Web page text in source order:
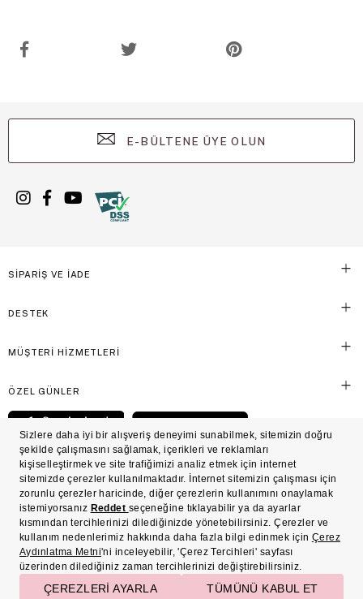
E-BÜLTENE ÜYE OLUN
SİPARİŞ VE İADE
DESTEK
MÜŞTERİ HİZMETLERİ
ÖZEL GÜNLER
© Victoria's Secret Shaya Mağazacılık A.Ş. Franchise lisansı aracılığıyla işletilen ticari
markasıdır. Her hakkı saklıdır.
Süreç Bazlı Müşteri Aydınlatma Metni
Üyelik ve Gizlilik Sözleşmesi
İşlem Rehberi